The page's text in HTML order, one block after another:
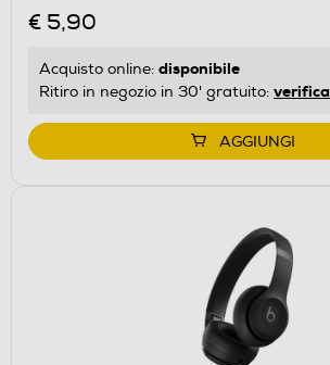
€ 5,90
Acquisto online: disponibile
Ritiro in negozio in 30' gratuito: verifica
AGGIUNGI